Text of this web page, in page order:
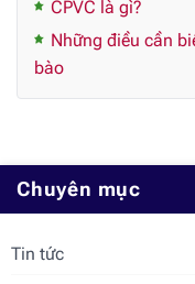
CPVC là gì?
Những điều cần
bào
Chuyên mục
Tin tức